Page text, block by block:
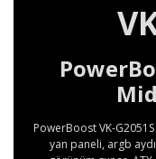
PowerBoost VK-
yan paneli, argb